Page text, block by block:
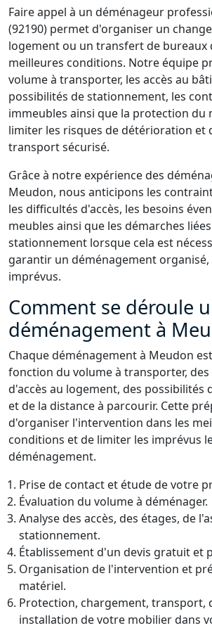
Faire appel à un déménageur
(92190) permet d'organiser un
logement ou un transfert de bureaux
meilleures conditions. Notre équipe
volume à transporter, les accès au
possibilités de stationnement, les
immeubles ainsi que la protection du
limiter les risques de détérioration et
transport sécurisé.
Grâce à notre expérience des
Meudon, nous anticipons les
les difficultés d'accès, les besoins
meubles ainsi que les démarches
stationnement lorsque cela est
garantir un déménagement organisé,
imprévus.
Comment se déroule
déménagement à
Chaque déménagement à Meudon
fonction du volume à transporter,
d'accès au logement, des possibilités
et de la distance à parcourir. Cette
d'organiser l'intervention dans les
conditions et de limiter les imprévus
déménagement.
Prise de contact et étude de votre
Évaluation du volume à déménager.
Analyse des accès, des étages, de
stationnement.
Établissement d'un devis gratuit et
Organisation de l'intervention et
matériel.
Protection, chargement, transport,
installation de votre mobilier dans